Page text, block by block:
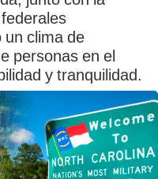
un clima de
personas en el
y tranquilidad.